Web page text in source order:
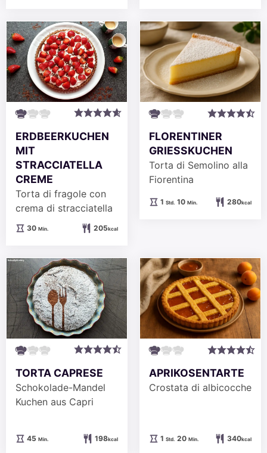
ERDBEERKUCHEN
MIT
STRACCIATELLA
CREME
Torta di fragole con
crema di stracciatella
30Minuten
Min. 205kcal
FLORENTINER
GRIESSKUCHEN
Torta di Semolino alla
Fiorentina
1Stunde
Std. 10Minuten
Min. 280kcal
TORTA CAPRESE
Schokolade-Mandel
Kuchen aus Capri
45Minuten
Min. 198kcal
APRIKOSENTARTE
Crostata di albicocche
1Stunde
Std. 20Minuten
Min. 340kcal